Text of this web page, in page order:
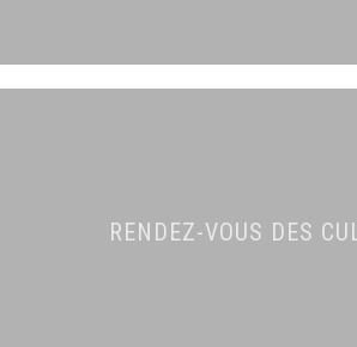
RENDEZ-VOUS DES